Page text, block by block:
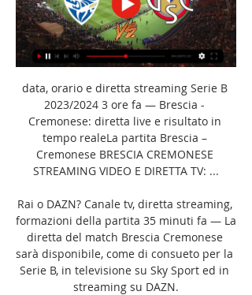
data, orario e diretta streaming Serie B
2023/2024 3 ore fa — Brescia -
Cremonese: diretta live e risultato in
tempo realeLa partita Brescia –
Cremonese BRESCIA CREMONESE
STREAMING VIDEO E DIRETTA TV: ...
Rai o DAZN? Canale tv, diretta streaming,
formazioni della partita 35 minuti fa — La
diretta del match Brescia Cremonese
sarà disponibile, come di consueto per la
Serie B, in televisione su Sky Sport ed in
streaming su DAZN.